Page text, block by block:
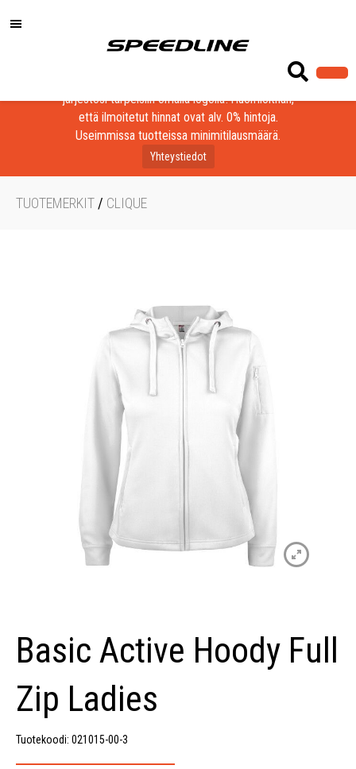
Löydä laadukkaat tuotteet yrityksesi, seurasi tai
järjestösi tarpeisiin omalla logolla! Huomioithan,
että ilmoitetut hinnat ovat alv. 0% hintoja.
Useimmissa tuotteissa minimitilausmäärä.
Yhteystiedot
TUOTEMERKIT / CLIQUE
Basic Active Hoody Full
Zip Ladies
Tuotekoodi: 021015-00-3